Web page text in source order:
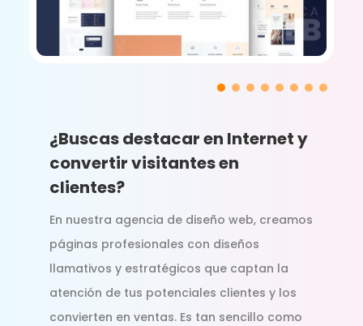
¿Buscas destacar en Internet y
convertir visitantes en
clientes?
En nuestra agencia de diseño web, creamos
páginas profesionales con diseños
llamativos y estratégicos que captan la
atención de tus potenciales clientes y los
convierten en ventas. Es tan sencillo como